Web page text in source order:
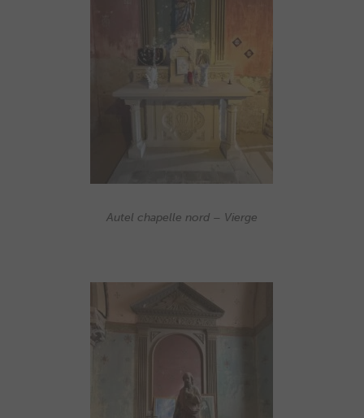
Autel chapelle nord – Vierge